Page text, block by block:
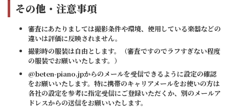
その他・注意事項
審査にあたりましては撮影条件や環境、使用している楽器などの
違いは評価に反映されません。
撮影時の服装は自由とします。（審査ですのでラフすぎない程度
の服装でお願いいたします。）
@beten-piano.jpからのメールを受信できるように設定の確認
をお願いいたします。特に携帯のキャリアメールをお使いの方は
各社の設定を参考に指定受信にご登録いただくか、別のメールア
ドレスからの送信をお願いいたします。